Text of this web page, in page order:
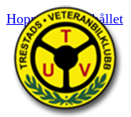
Hoppa till innehållet
HEM